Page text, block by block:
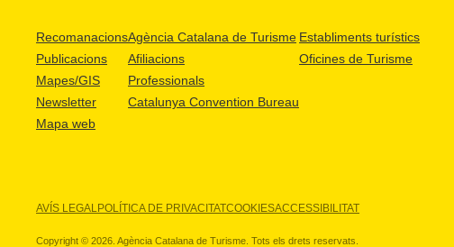
Recomanacions
Publicacions
Mapes/GIS
Newsletter
Mapa web
Agència Catalana de Turisme
Afiliacions
Professionals
Catalunya Convention Bureau
Establiments turístics
Oficines de Turisme
AVÍS LEGALPOLÍTICA DE PRIVACITATCOOKIESACCESSIBILITAT
Copyright © 2026. Agència Catalana de Turisme. Tots els drets reservats.